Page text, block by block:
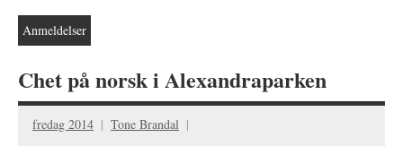
Anmeldelser
Chet på norsk i Alexandraparken
fredag 2014 Tone Brandal